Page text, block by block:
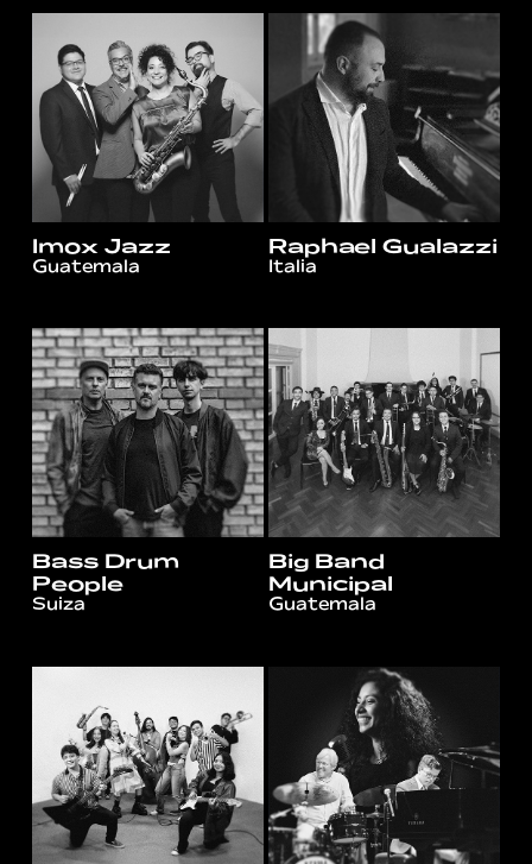
Imox Jazz
Guatemala
Raphael Gualazzi
Italia
Bass Drum
People
Suiza
Big Band
Municipal
Guatemala